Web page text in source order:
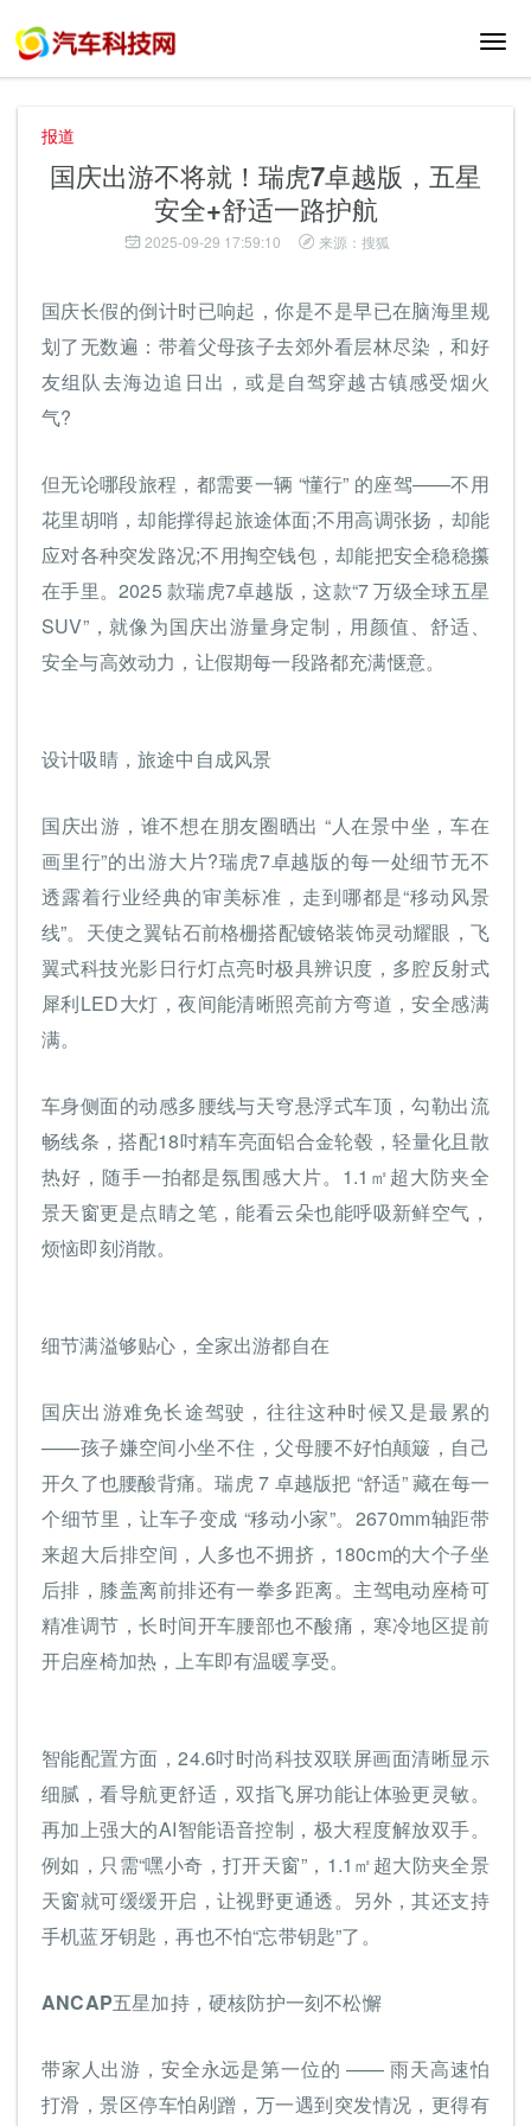
切
报道
国庆出游不将就！瑞虎7卓越版，五星
安全+舒适一路护航
2025-09-29 17:59:10 来源：搜狐
国庆长假的倒计时已响起，你是不是早已在脑海里规
划了无数遍：带着父母孩子去郊外看层林尽染，和好
友组队去海边追日出，或是自驾穿越古镇感受烟火
气?
但无论哪段旅程，都需要一辆 “懂行” 的座驾——不用
花里胡哨，却能撑得起旅途体面;不用高调张扬，却能
应对各种突发路况;不用掏空钱包，却能把安全稳稳攥
在手里。2025 款瑞虎7卓越版，这款“7 万级全球五星
SUV”，就像为国庆出游量身定制，用颜值、舒适、
安全与高效动力，让假期每一段路都充满惬意。
设计吸睛，旅途中自成风景
国庆出游，谁不想在朋友圈晒出 “人在景中坐，车在
画里行”的出游大片?瑞虎7卓越版的每一处细节无不
透露着行业经典的审美标准，走到哪都是“移动风景
线”。天使之翼钻石前格栅搭配镀铬装饰灵动耀眼，飞
翼式科技光影日行灯点亮时极具辨识度，多腔反射式
犀利LED大灯，夜间能清晰照亮前方弯道，安全感满
满。
车身侧面的动感多腰线与天穹悬浮式车顶，勾勒出流
畅线条，搭配18吋精车亮面铝合金轮毂，轻量化且散
热好，随手一拍都是氛围感大片。1.1㎡超大防夹全
景天窗更是点睛之笔，能看云朵也能呼吸新鲜空气，
烦恼即刻消散。
细节满溢够贴心，全家出游都自在
国庆出游难免长途驾驶，往往这种时候又是最累的
——孩子嫌空间小坐不住，父母腰不好怕颠簸，自己
开久了也腰酸背痛。瑞虎 7 卓越版把 “舒适” 藏在每一
个细节里，让车子变成 “移动小家”。2670mm轴距带
来超大后排空间，人多也不拥挤，180cm的大个子坐
后排，膝盖离前排还有一拳多距离。主驾电动座椅可
精准调节，长时间开车腰部也不酸痛，寒冷地区提前
开启座椅加热，上车即有温暖享受。
智能配置方面，24.6吋时尚科技双联屏画面清晰显示
细腻，看导航更舒适，双指飞屏功能让体验更灵敏。
再加上强大的AI智能语音控制，极大程度解放双手。
例如，只需“嘿小奇，打开天窗”，1.1㎡超大防夹全景
天窗就可缓缓开启，让视野更通透。另外，其还支持
手机蓝牙钥匙，再也不怕“忘带钥匙”了。
ANCAP五星加持，硬核防护一刻不松懈
带家人出游，安全永远是第一位的 —— 雨天高速怕
打滑，景区停车怕剐蹭，万一遇到突发情况，更得有